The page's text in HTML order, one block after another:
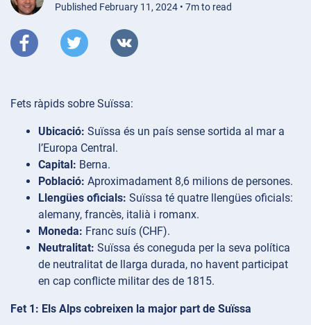
Published February 11, 2024 • 7m to read
Fets ràpids sobre Suïssa:
Ubicació: Suïssa és un país sense sortida al mar a
l’Europa Central.
Capital: Berna.
Població: Aproximadament 8,6 milions de persones.
Llengües oficials: Suïssa té quatre llengües oficials:
alemany, francès, italià i romanx.
Moneda: Franc suís (CHF).
Neutralitat: Suïssa és coneguda per la seva política
de neutralitat de llarga durada, no havent participat
en cap conflicte militar des de 1815.
Fet 1: Els Alps cobreixen la major part de Suïssa